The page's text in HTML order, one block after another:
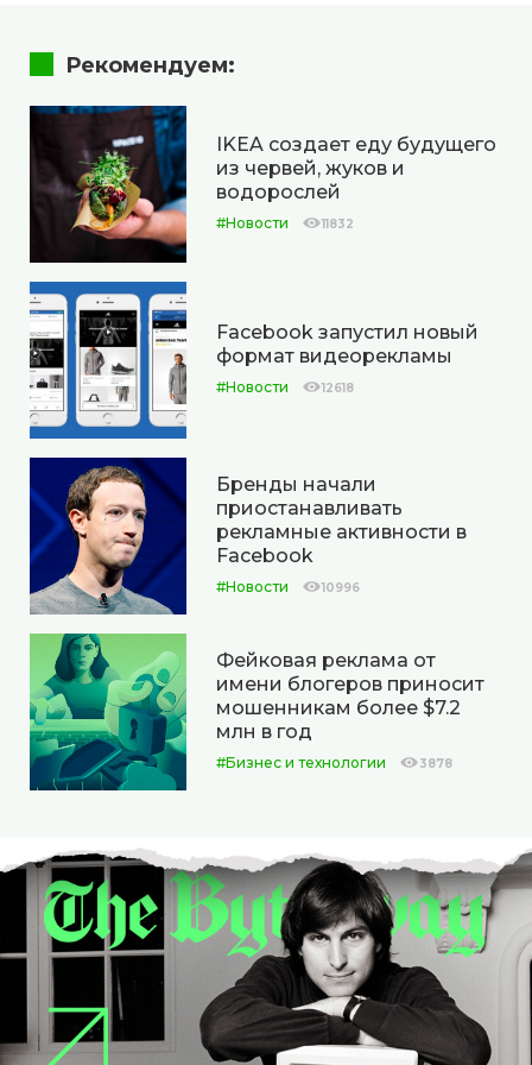
Рекомендуем:
IKEA создает еду будущего
из червей, жуков и
водорослей
#Новости 11832
Facebook запустил новый
формат видеорекламы
#Новости 12618
Бренды начали
приостанавливать
рекламные активности в
Facebook
#Новости 10996
Фейковая реклама от
имени блогеров приносит
мошенникам более $7.2
млн в год
#Бизнес и технологии 3878